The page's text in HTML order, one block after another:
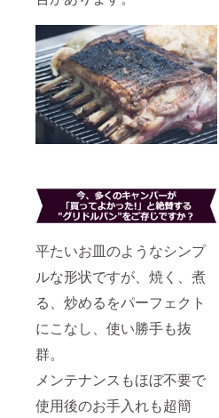
平たいお皿のようなシンプ
ルな形状ですが、焼く、煮
る、炒めるをパーフェクト
にこなし、使い勝手も抜
群。
メンテナンスもほぼ不要で
使用後のお手入れも超簡